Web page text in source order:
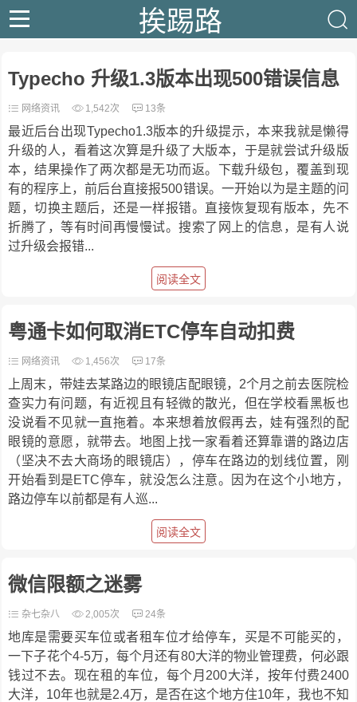
挨踢路
Typecho 升级1.3版本出现500错误信息
网络资讯 1,542次 13条
最近后台出现Typecho1.3版本的升级提示，本来我就是懒得
升级的人，看着这次算是升级了大版本，于是就尝试升级版
本，结果操作了两次都是无功而返。下载升级包，覆盖到现
有的程序上，前后台直接报500错误。一开始以为是主题的问
题，切换主题后，还是一样报错。直接恢复现有版本，先不
折腾了，等有时间再慢慢试。搜索了网上的信息，是有人说
过升级会报错...
阅读全文
粤通卡如何取消ETC停车自动扣费
网络资讯 1,456次 17条
上周末，带娃去某路边的眼镜店配眼镜，2个月之前去医院检
查实力有问题，有近视且有轻微的散光，但在学校看黑板也
没说看不见就一直拖着。本来想着放假再去，娃有强烈的配
眼镜的意愿，就带去。地图上找一家看着还算靠谱的路边店
（坚决不去大商场的眼镜店），停车在路边的划线位置，刚
开始看到是ETC停车，就没怎么注意。因为在这个小地方，
路边停车以前都是有人巡...
阅读全文
微信限额之迷雾
杂七杂八 2,005次 24条
地库是需要买车位或者租车位才给停车，买是不可能买的，
一下子花个4-5万，每个月还有80大洋的物业管理费，何必跟
钱过不去。现在租的车位，每个月200大洋，按年付费2400
大洋，10年也就是2.4万，是否在这个地方住10年，我也不知